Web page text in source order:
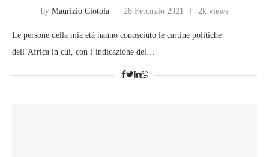
by Maurizio Ciotola 28 Febbraio 2021 2k views
Le persone della mia età hanno conosciuto le cartine politiche
dell’Africa in cui, con l’indicazione del…